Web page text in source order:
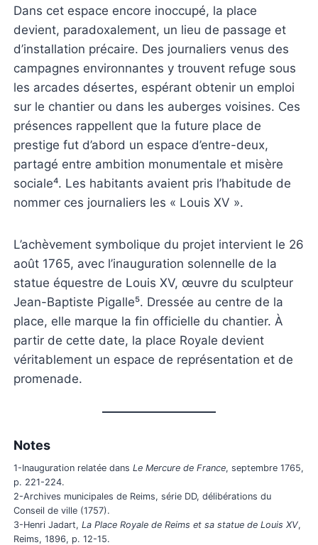
Dans cet espace encore inoccupé, la place
devient, paradoxalement, un lieu de passage et
d’installation précaire. Des journaliers venus des
campagnes environnantes y trouvent refuge sous
les arcades désertes, espérant obtenir un emploi
sur le chantier ou dans les auberges voisines. Ces
présences rappellent que la future place de
prestige fut d’abord un espace d’entre-deux,
partagé entre ambition monumentale et misère
sociale⁴. Les habitants avaient pris l’habitude de
nommer ces journaliers les « Louis XV ».
L’achèvement symbolique du projet intervient le 26
août 1765, avec l’inauguration solennelle de la
statue équestre de Louis XV, œuvre du sculpteur
Jean-Baptiste Pigalle⁵. Dressée au centre de la
place, elle marque la fin officielle du chantier. À
partir de cette date, la place Royale devient
véritablement un espace de représentation et de
promenade.
Notes
1-Inauguration relatée dansLe Mercure de France, septembre 1765,
p. 221-224.
2-Archives municipales de Reims, série DD, délibérations du
Conseil de ville (1757).
3-Henri Jadart,La Place Royale de Reims et sa statue de Louis XV,
Reims, 1896, p. 12-15.